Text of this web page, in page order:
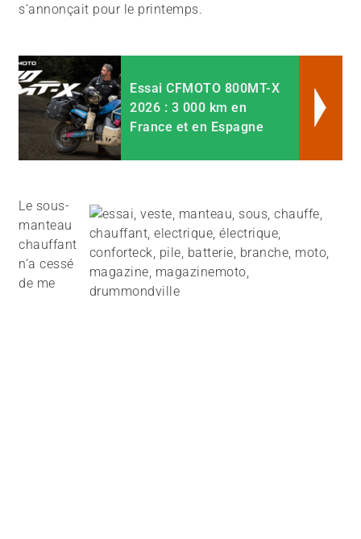
s’annonçait pour le printemps.
Essai CFMOTO 800MT-X
2026 : 3 000 km en
France et en Espagne
Le sous-
manteau
chauffant
n’a cessé
de me